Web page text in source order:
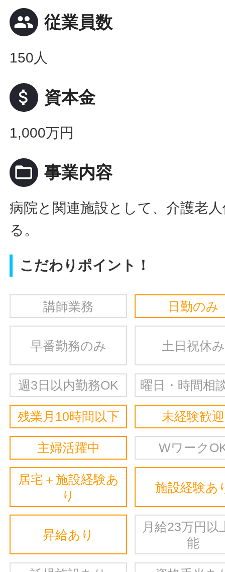
people 従業員数
150人
attach_money 資本金
1,000万円
folder_open 事業内容
病院と関連施設として、介護老
る。
こだわりポイント！
講師業務 日勤のみ
早番勤務のみ 土日祝休み
週3日以内勤務OK 曜日・時間相
残業月10時間以下 未経験歓迎
主婦活躍中 Wワーク
居宅＋施設経験あ
り
施設経験あ
昇給あり
月給23万円以
能